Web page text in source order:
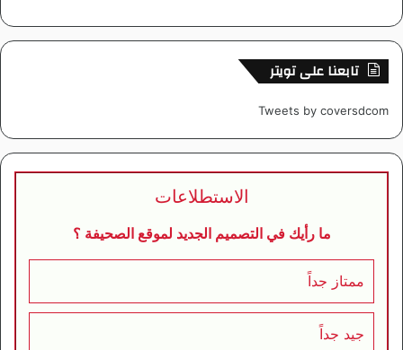
تابعنا على تويتر
Tweets by coversdcom
الاستطلاعات
ما رأيك في التصميم الجديد لموقع الصحيفة ؟
ممتاز جداً
جيد جداً